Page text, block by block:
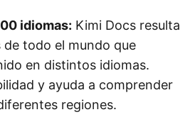
idiomas: Kimi Docs resulta
de todo el mundo que
en distintos idiomas.
y ayuda a comprender
regiones.